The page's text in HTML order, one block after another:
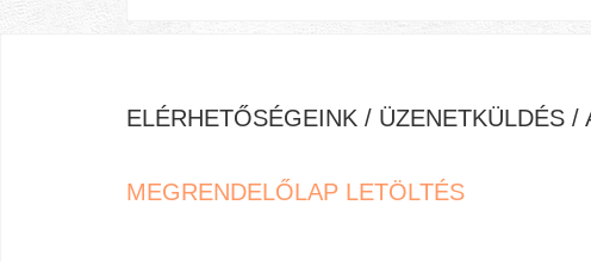
ELÉRHETŐSÉGEINK / ÜZENETKÜLDÉS /
MEGRENDELŐLAP LETÖLTÉS